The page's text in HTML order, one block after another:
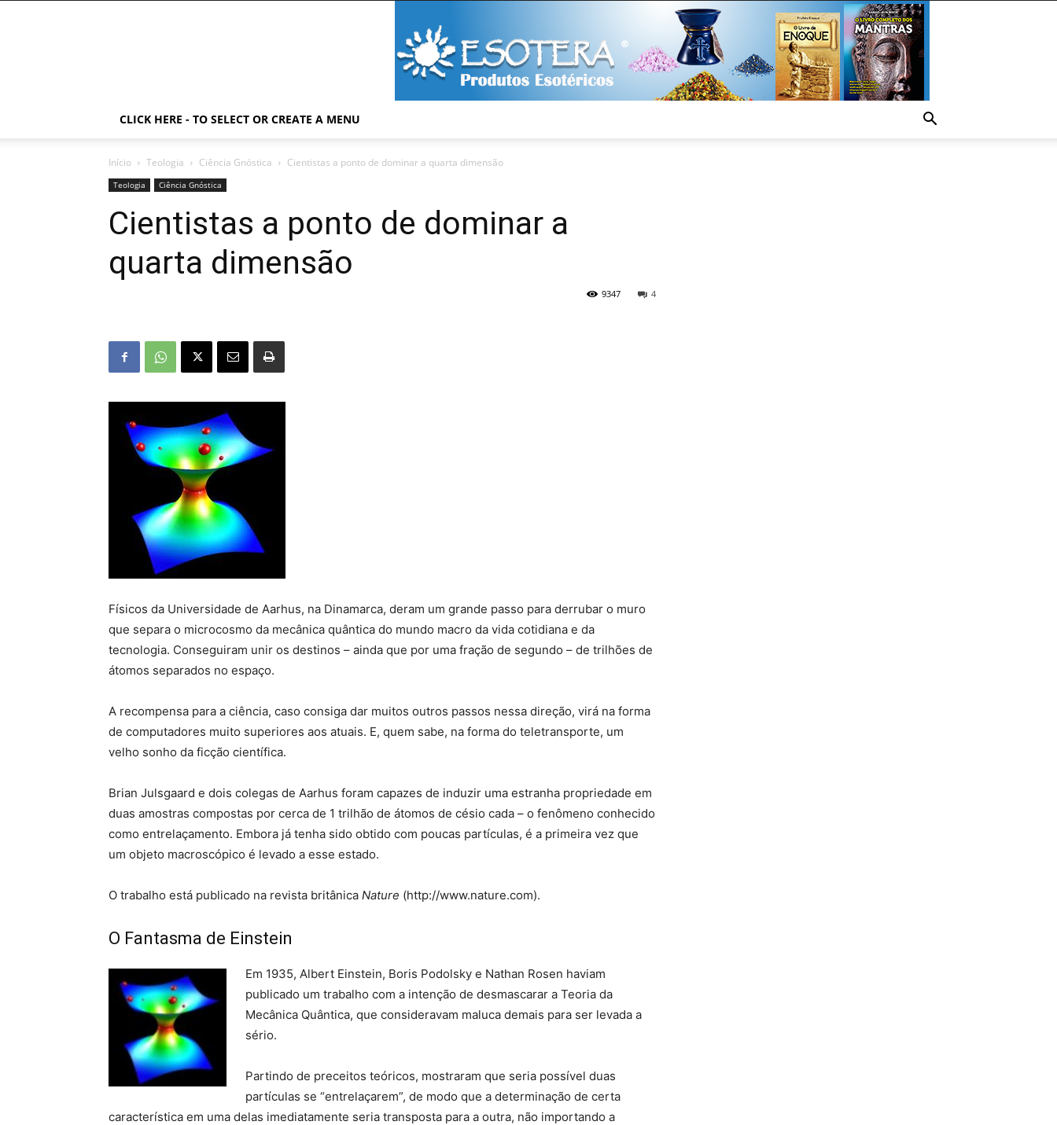
CLICK HERE - TO SELECT OR CREATE A MENU
Início Teologia Ciência Gnóstica Cientistas a ponto de dominar a quarta dimensão
Teologia Ciência Gnóstica
Cientistas a ponto de dominar a
quarta dimensão
4
9347
Físicos da Universidade de Aarhus, na Dinamarca, deram um grande passo para derrubar o muro
que separa o microcosmo da mecânica quântica do mundo macro da vida cotidiana e da
tecnologia. Conseguiram unir os destinos – ainda que por uma fração de segundo – de trilhões de
átomos separados no espaço.
A recompensa para a ciência, caso consiga dar muitos outros passos nessa direção, virá na forma
de computadores muito superiores aos atuais. E, quem sabe, na forma do teletransporte, um
velho sonho da ficção científica.
Brian Julsgaard e dois colegas de Aarhus foram capazes de induzir uma estranha propriedade em
duas amostras compostas por cerca de 1 trilhão de átomos de césio cada – o fenômeno conhecido
como entrelaçamento. Embora já tenha sido obtido com poucas partículas, é a primeira vez que
um objeto macroscópico é levado a esse estado.
O trabalho está publicado na revista britânica Nature (http://www.nature.com).
O Fantasma de Einstein
Em 1935, Albert Einstein, Boris Podolsky e Nathan Rosen haviam
publicado um trabalho com a intenção de desmascarar a Teoria da
Mecânica Quântica, que consideravam maluca demais para ser levada a
sério.
Partindo de preceitos teóricos, mostraram que seria possível duas
partículas se “entrelaçarem”, de modo que a determinação de certa
característica em uma delas imediatamente seria transposta para a outra, não importando a